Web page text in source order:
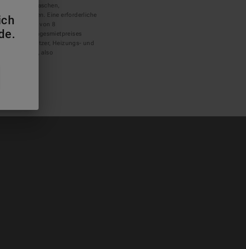
auf Gasflaschen,
Preisen. Eine erforderliche
Nutzung von 8
Tagesmietpreises
Lufterhitzer, Heizungs- und
bis Sonntag, also